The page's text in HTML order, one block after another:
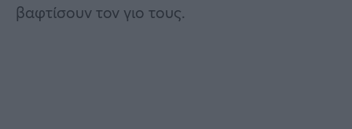
βαφτίσουν τον γιο τους.